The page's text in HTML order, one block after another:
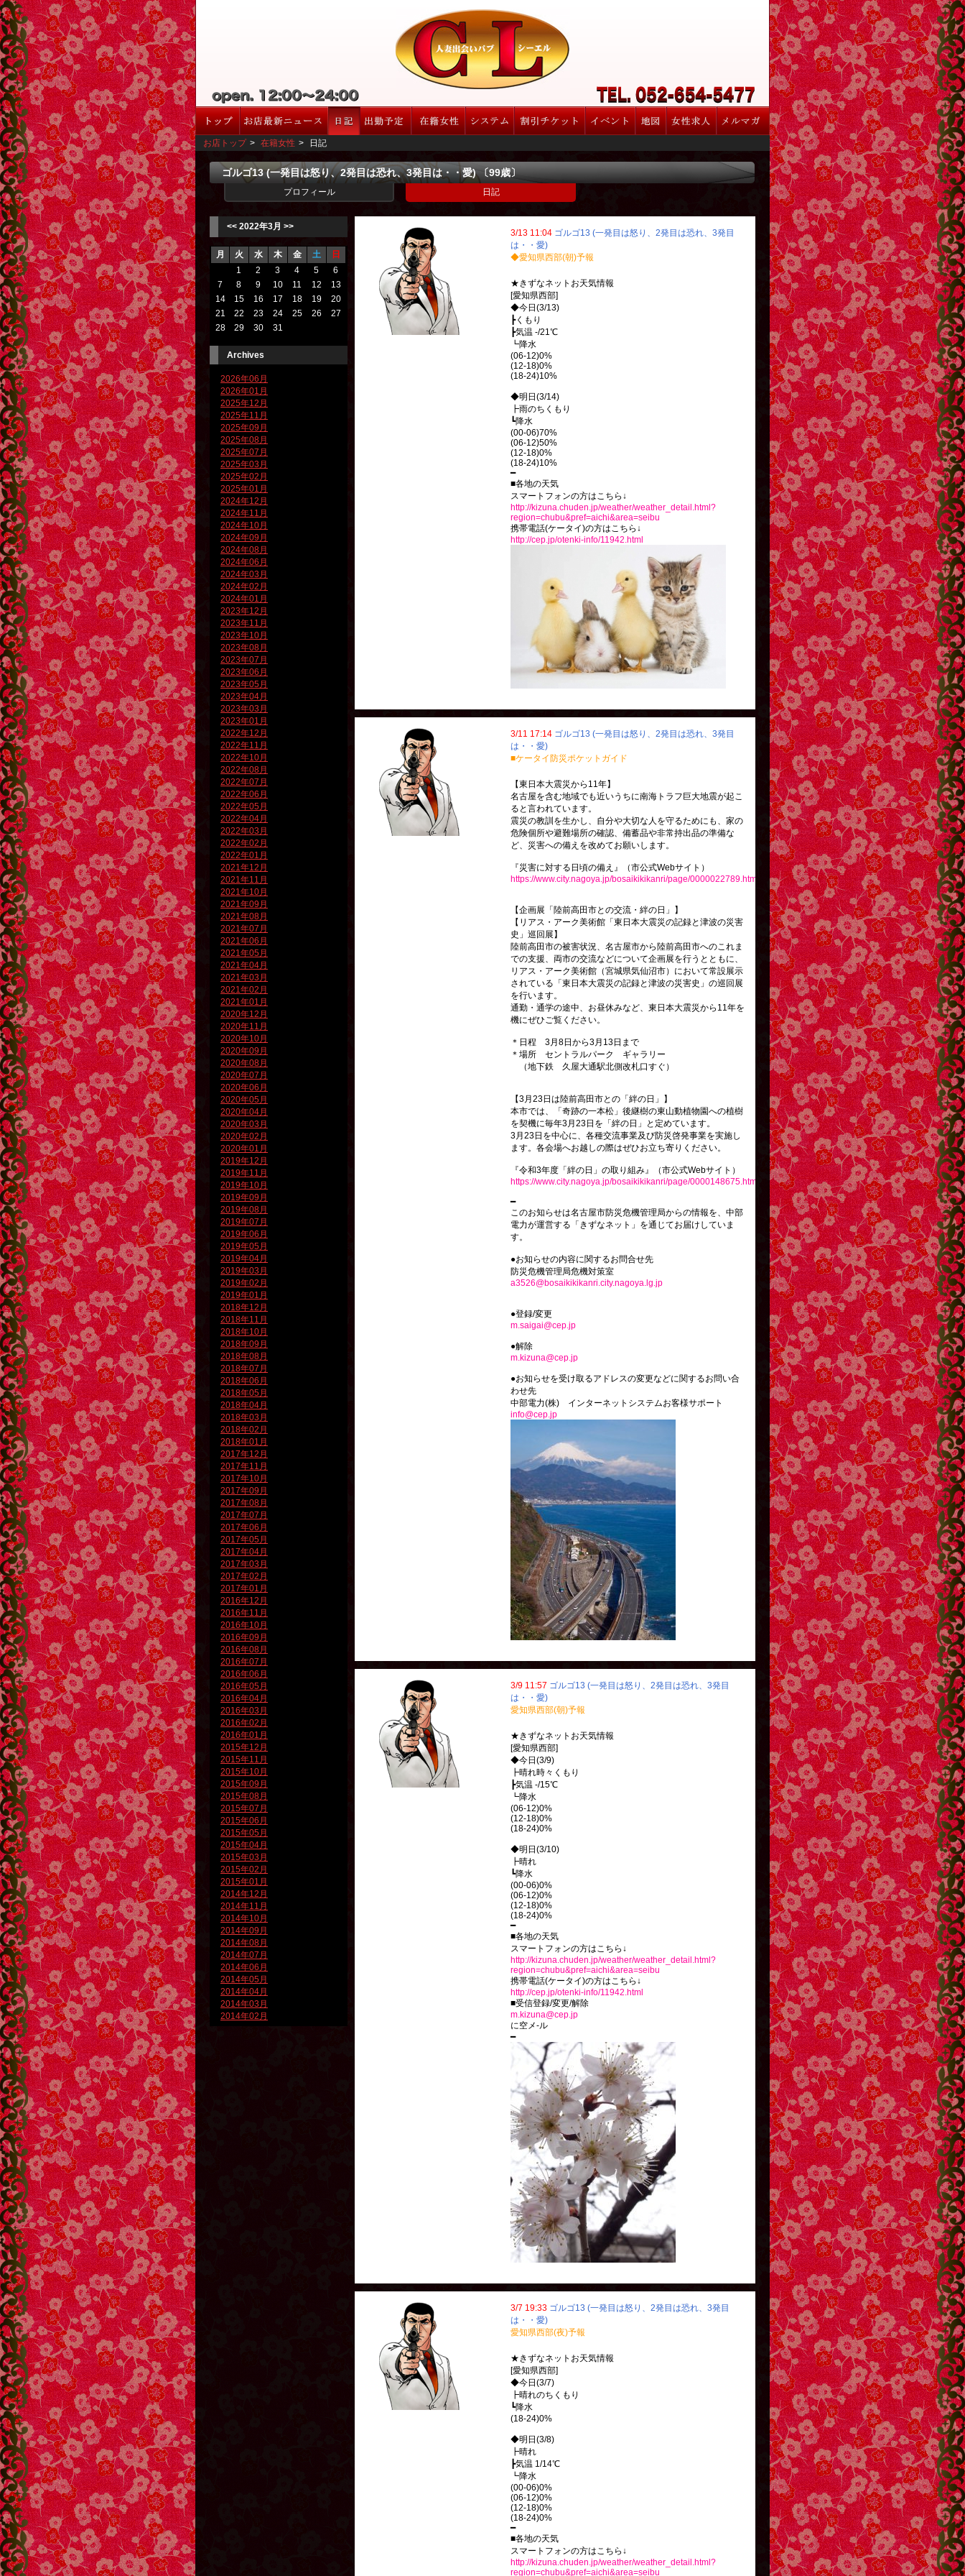
お店トップ > 在籍女性 > 日記
ゴルゴ13 (一発目は怒り、2発目は恐れ、3発目は・・愛) 〔99歳〕
プロフィール 日記
<< 2022年3月 >>
月 火 水 木 金 土
日
1
2 3 4 5
6
7
8 9 10 11 12
13
14
15 16 17 18 19
20
21
22 23 24 25 26
27
28
29 30 31
Archives
2026年06月
2026年01月
2025年12月
2025年11月
2025年09月
2025年08月
2025年07月
2025年03月
2025年02月
2025年01月
2024年12月
2024年11月
2024年10月
2024年09月
2024年08月
2024年06月
2024年03月
2024年02月
2024年01月
2023年12月
2023年11月
2023年10月
2023年08月
2023年07月
2023年06月
2023年05月
2023年04月
2023年03月
2023年01月
2022年12月
2022年11月
2022年10月
2022年08月
2022年07月
2022年06月
2022年05月
2022年04月
2022年03月
2022年02月
2022年01月
2021年12月
2021年11月
2021年10月
2021年09月
2021年08月
2021年07月
2021年06月
2021年05月
2021年04月
2021年03月
2021年02月
2021年01月
2020年12月
2020年11月
2020年10月
2020年09月
2020年08月
2020年07月
2020年06月
2020年05月
2020年04月
2020年03月
2020年02月
2020年01月
2019年12月
2019年11月
2019年10月
2019年09月
2019年08月
2019年07月
2019年06月
2019年05月
2019年04月
2019年03月
2019年02月
2019年01月
2018年12月
2018年11月
2018年10月
2018年09月
2018年08月
2018年07月
2018年06月
2018年05月
2018年04月
2018年03月
2018年02月
2018年01月
2017年12月
2017年11月
2017年10月
2017年09月
2017年08月
2017年07月
2017年06月
2017年05月
2017年04月
2017年03月
2017年02月
2017年01月
2016年12月
2016年11月
2016年10月
2016年09月
2016年08月
2016年07月
2016年06月
2016年05月
2016年04月
2016年03月
2016年02月
2016年01月
2015年12月
2015年11月
2015年10月
2015年09月
2015年08月
2015年07月
2015年06月
2015年05月
2015年04月
2015年03月
2015年02月
2015年01月
2014年12月
2014年11月
2014年10月
2014年09月
2014年08月
2014年07月
2014年06月
2014年05月
2014年04月
2014年03月
2014年02月
3/13 11:04 ゴルゴ13 (一発目は怒り、2発目は恐れ、3発目
は・・愛)
◆愛知県西部(朝)予報
★きずなネットお天気情報
[愛知県西部]
◆今日(3/13)
┣くもり
┣気温 -/21℃
┗降水
(06-12)0%
(12-18)0%
(18-24)10%
◆明日(3/14)
┣雨のちくもり
┗降水
(00-06)70%
(06-12)50%
(12-18)0%
(18-24)10%
━
■各地の天気
スマートフォンの方はこちら↓
http://kizuna.chuden.jp/weather/weather_detail.html?
region=chubu&pref=aichi&area=seibu
携帯電話(ケータイ)の方はこちら↓
http://cep.jp/otenki-info/11942.html
3/11 17:14 ゴルゴ13 (一発目は怒り、2発目は恐れ、3発目
は・・愛)
■ケータイ防災ポケットガイド
【東日本大震災から11年】
名古屋を含む地域でも近いうちに南海トラフ巨大地震が起こ
ると言われています。
震災の教訓を生かし、自分や大切な人を守るためにも、家の
危険個所や避難場所の確認、備蓄品や非常持出品の準備な
ど、災害への備えを改めてお願いします。
『災害に対する日頃の備え』（市公式Webサイト）
https://www.city.nagoya.jp/bosaikikikanri/page/0000022789.html
【企画展「陸前高田市との交流・絆の日」】
【リアス・アーク美術館「東日本大震災の記録と津波の災害
史」巡回展】
陸前高田市の被害状況、名古屋市から陸前高田市へのこれま
での支援、両市の交流などについて企画展を行うとともに、
リアス・アーク美術館（宮城県気仙沼市）において常設展示
されている「東日本大震災の記録と津波の災害史」の巡回展
を行います。
通勤・通学の途中、お昼休みなど、東日本大震災から11年を
機にぜひご覧ください。
＊日程 3月8日から3月13日まで
＊場所 セントラルパーク ギャラリー
（地下鉄 久屋大通駅北側改札口すぐ）
【3月23日は陸前高田市との「絆の日」】
本市では、「奇跡の一本松」後継樹の東山動植物園への植樹
を契機に毎年3月23日を「絆の日」と定めています。
3月23日を中心に、各種交流事業及び防災啓発事業を実施し
ます。各会場へお越しの際はぜひお立ち寄りください。
『令和3年度「絆の日」の取り組み』（市公式Webサイト）
https://www.city.nagoya.jp/bosaikikikanri/page/0000148675.html
━
このお知らせは名古屋市防災危機管理局からの情報を、中部
電力が運営する「きずなネット」を通じてお届けしていま
す。
●お知らせの内容に関するお問合せ先
防災危機管理局危機対策室
a3526@bosaikikikanri.city.nagoya.lg.jp
●登録/変更
m.saigai@cep.jp
●解除
m.kizuna@cep.jp
●お知らせを受け取るアドレスの変更などに関するお問い合
わせ先
中部電力(株) インターネットシステムお客様サポート
info@cep.jp
3/9 11:57 ゴルゴ13 (一発目は怒り、2発目は恐れ、3発目
は・・愛)
愛知県西部(朝)予報
★きずなネットお天気情報
[愛知県西部]
◆今日(3/9)
┣晴れ時々くもり
┣気温 -/15℃
┗降水
(06-12)0%
(12-18)0%
(18-24)0%
◆明日(3/10)
┣晴れ
┗降水
(00-06)0%
(06-12)0%
(12-18)0%
(18-24)0%
━
■各地の天気
スマートフォンの方はこちら↓
http://kizuna.chuden.jp/weather/weather_detail.html?
region=chubu&pref=aichi&area=seibu
携帯電話(ケータイ)の方はこちら↓
http://cep.jp/otenki-info/11942.html
■受信登録/変更/解除
m.kizuna@cep.jp
に空メ-ル
━
3/7 19:33 ゴルゴ13 (一発目は怒り、2発目は恐れ、3発目
は・・愛)
愛知県西部(夜)予報
★きずなネットお天気情報
[愛知県西部]
◆今日(3/7)
┣晴れのちくもり
┗降水
(18-24)0%
◆明日(3/8)
┣晴れ
┣気温 1/14℃
┗降水
(00-06)0%
(06-12)0%
(12-18)0%
(18-24)0%
━
■各地の天気
スマートフォンの方はこちら↓
http://kizuna.chuden.jp/weather/weather_detail.html?
region=chubu&pref=aichi&area=seibu